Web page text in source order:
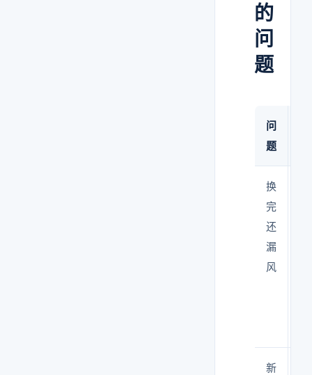
的
问
题
问
题
换
完
还
漏
风
新